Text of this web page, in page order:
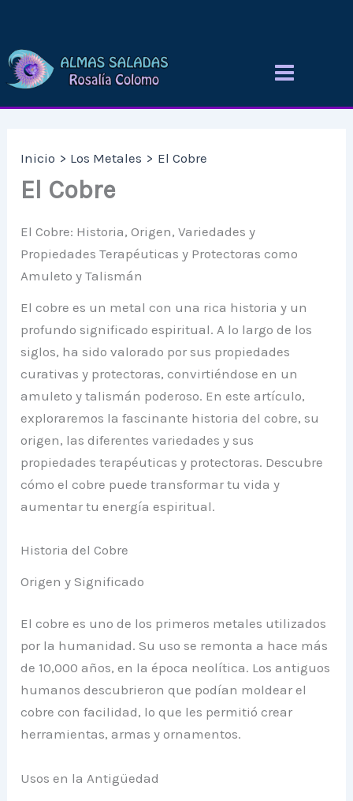
contenido
Inicio Los Metales El Cobre
El Cobre
El Cobre: Historia, Origen, Variedades y
Propiedades Terapéuticas y Protectoras como
Amuleto y Talismán
El cobre es un metal con una rica historia y un
profundo significado espiritual. A lo largo de los
siglos, ha sido valorado por sus propiedades
curativas y protectoras, convirtiéndose en un
amuleto y talismán poderoso. En este artículo,
exploraremos la fascinante historia del cobre, su
origen, las diferentes variedades y sus
propiedades terapéuticas y protectoras. Descubre
cómo el cobre puede transformar tu vida y
aumentar tu energía espiritual.
Historia del Cobre
Origen y Significado
El cobre es uno de los primeros metales utilizados
por la humanidad. Su uso se remonta a hace más
de 10,000 años, en la época neolítica. Los antiguos
humanos descubrieron que podían moldear el
cobre con facilidad, lo que les permitió crear
herramientas, armas y ornamentos.
Usos en la Antigüedad